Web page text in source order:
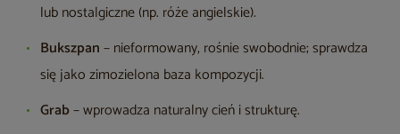
lub nostalgiczne (np. róże angielskie).
Bukszpan– nieformowany, rośnie swobodnie; sprawdza
się jako zimozielona baza kompozycji.
Grab– wprowadza naturalny cień i strukturę.